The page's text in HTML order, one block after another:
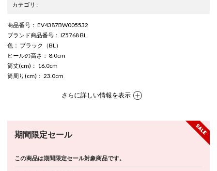
カテゴリ :
商品番号 ： EV4387BW005532
ブランド商品番号 ： IZ5768 BL
色 ： ブラック（BL）
ヒールの高さ ： 8.0cm
筒丈(cm) ： 16.0cm
筒周り(cm) ： 23.0cm
さらに詳しい情報を表示
期間限定セール
この商品は期間限定セール対象商品です。